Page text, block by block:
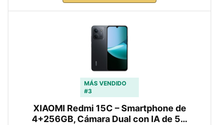
MÁS VENDIDO
#3
XIAOMI Redmi 15C – Smartphone de
4+256GB, Cámara Dual con IA de 5…